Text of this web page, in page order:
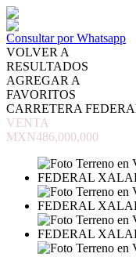
Consultar por Whatsapp
VOLVER A
RESULTADOS
AGREGAR A
FAVORITOS
CARRETERA
VENTA
MXN486,000,000